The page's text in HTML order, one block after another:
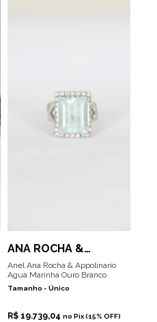
ANA ROCHA &
APPOLINARIO
Anel Ana Rocha & Appolinario
Agua Marinha Ouro Branco
Tamanho - Único
R$ 19.739,04 no Pix (15% OFF)